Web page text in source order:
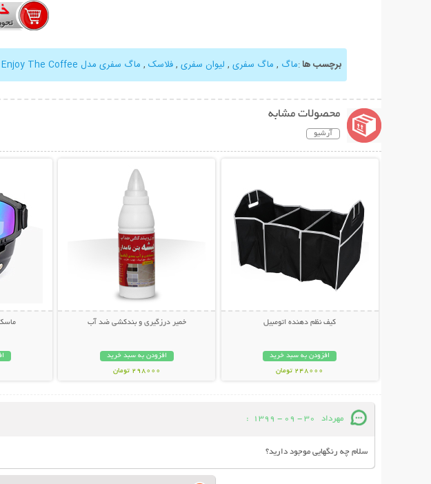
برچسب ها:ماگ , ماگ سفری , لیوان سفری ,فلاسک , ماگ سفری مدل Enjoy The Coffee Enjoy The Coffee
محصولات مشابه
آرشیو
کیف نظم دهنده اتومبیل
افزودن به سبد خرید
248000 تومان
خمیر درزگیری و بندکشی ضد آب
افزودن به سبد خرید
298000 تومان
مهرداد 30 - 09 - 1399
:
سلام چه رنگهایی موجود دارید؟